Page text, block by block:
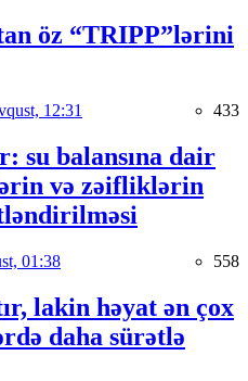
öz “TRIPP”lərini
12:31 433
su balansına dair
və zəifliklərin
01:38 558
lakin həyat ən çox
daha sürətlə